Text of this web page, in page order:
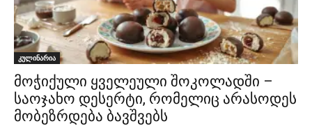
კულინარია
მოჭიქული ყველეული შოკოლადში –
საოჯახო დესერტი, რომელიც არასოდეს
მობეზრდება ბავშვებს